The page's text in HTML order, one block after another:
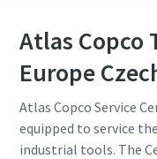
Atlas Copco
Europe
Atlas Copco Service
equipped to service
industrial tools. The